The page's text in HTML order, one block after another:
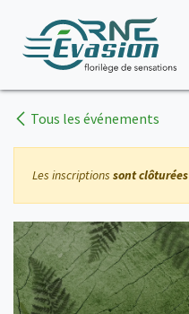
Tous les événements
Les inscriptions sont clôturées